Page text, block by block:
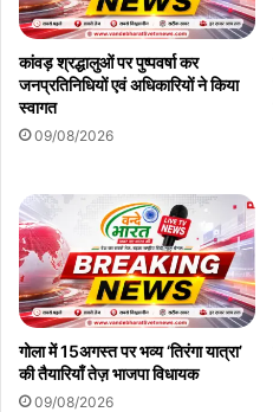
कांवड़ श्रद्धालुओं पर पुष्पवर्षा कर
जनप्रतिनिधियों एवं अधिकारियों ने किया
स्वागत
09/08/2026
गोला में 15अगस्त पर भव्य ‘तिरंगा यात्रा’
की तैयारियाँ तेज़ भाजपा विधायक
09/08/2026